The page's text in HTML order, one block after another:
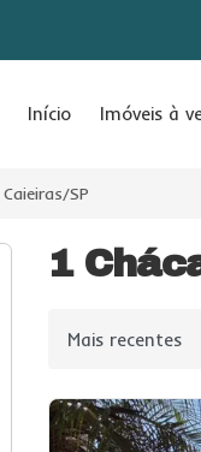
Início Imóveis à
Caieiras/SP
1
Ordenar por